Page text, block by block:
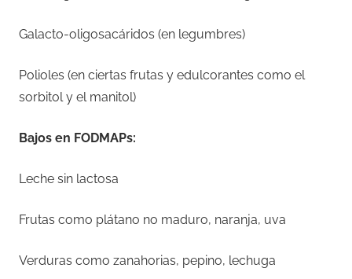
Galacto-oligosacáridos (en legumbres)
Polioles (en ciertas frutas y edulcorantes como el
sorbitol y el manitol)
Bajos en FODMAPs:
Leche sin lactosa
Frutas como plátano no maduro, naranja, uva
Verduras como zanahorias, pepino, lechuga